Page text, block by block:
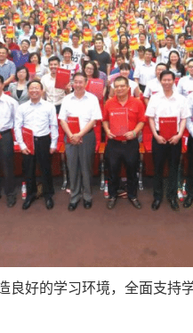
好的学习环境，全面支持